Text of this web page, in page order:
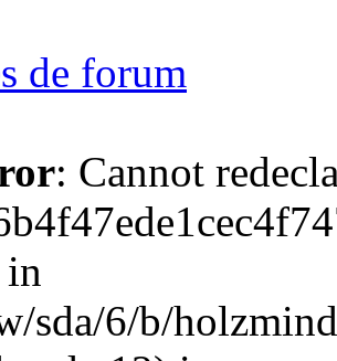
de forum
: Cannot
in
sda/6/b/